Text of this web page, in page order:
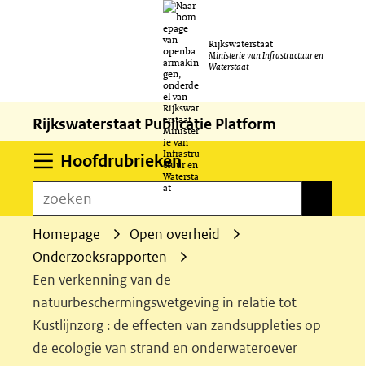
naar
de
inhoud
Rijkswaterstaat
Ministerie van Infrastructuur en
Waterstaat
Rijkswaterstaat Publicatie Platform
HoofdrubriekenUitklappen
zoeken
Homepage
Open overheid
Onderzoeksrapporten
Een verkenning van de
natuurbeschermingswetgeving in relatie tot
Kustlijnzorg : de effecten van zandsuppleties op
de ecologie van strand en onderwateroever